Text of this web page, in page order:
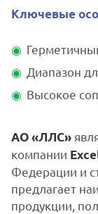
Ключевые
Диапазон
Высокое
АО «ЛЛС»
компании
Федерации и
предлагает
продукции,